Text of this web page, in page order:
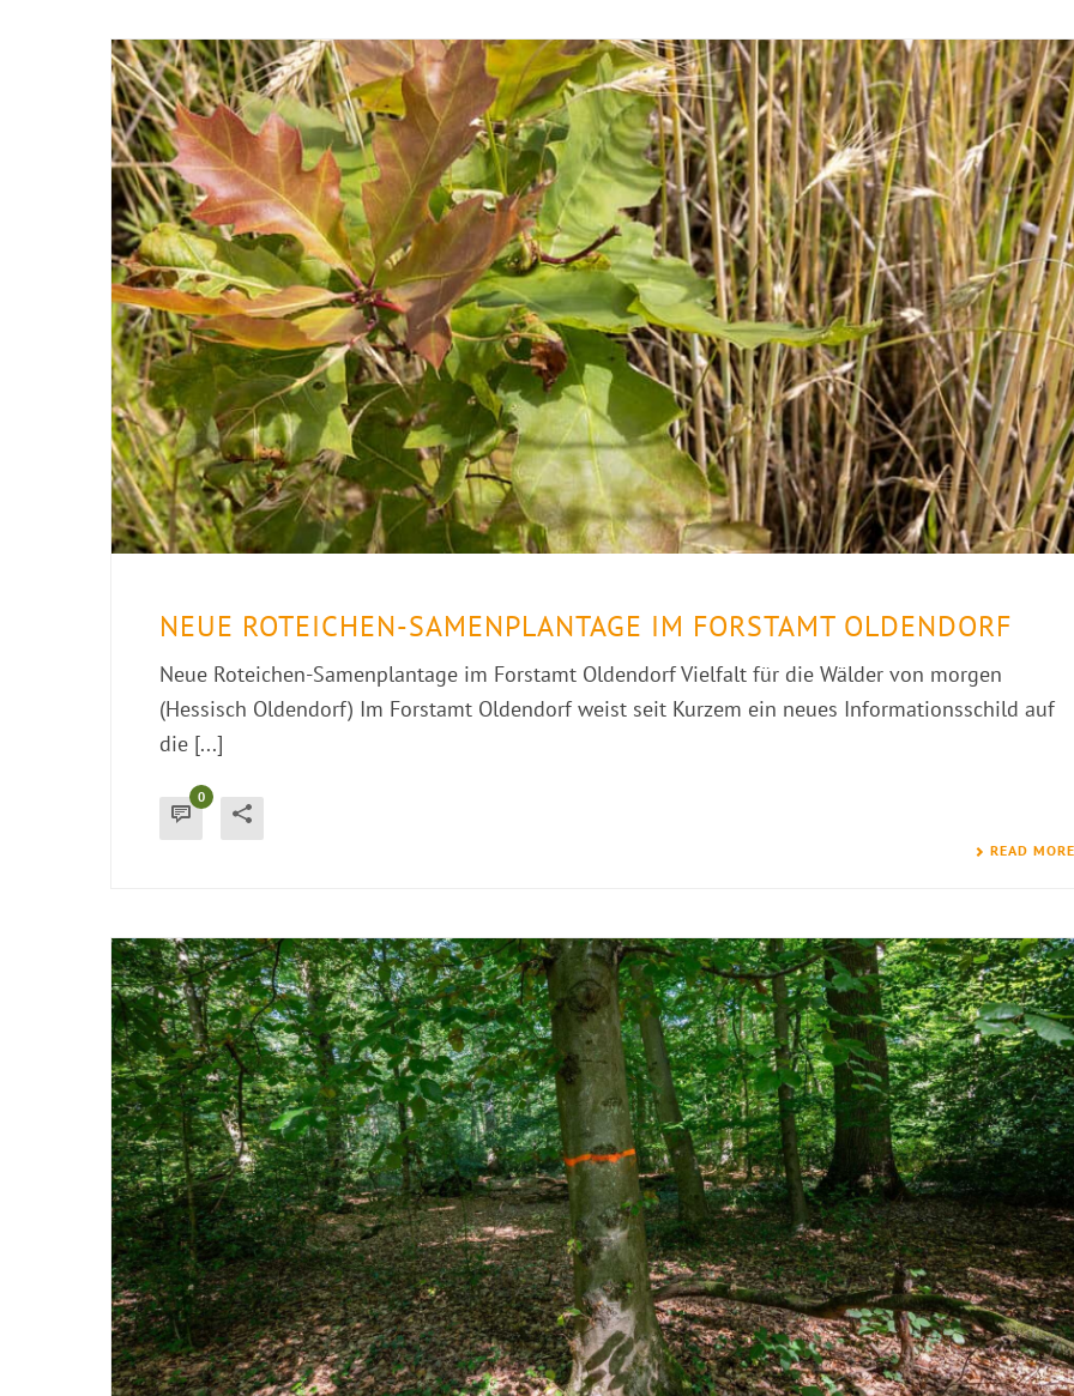
NEUE ROTEICHEN-SAMENPLANTAGE IM FORSTAMT OLDENDORF
Neue Roteichen-Samenplantage im Forstamt Oldendorf Vielfalt für die Wälder von morgen
(Hessisch Oldendorf) Im Forstamt Oldendorf weist seit Kurzem ein neues Informationsschild auf
die [...]
0
READ MORE